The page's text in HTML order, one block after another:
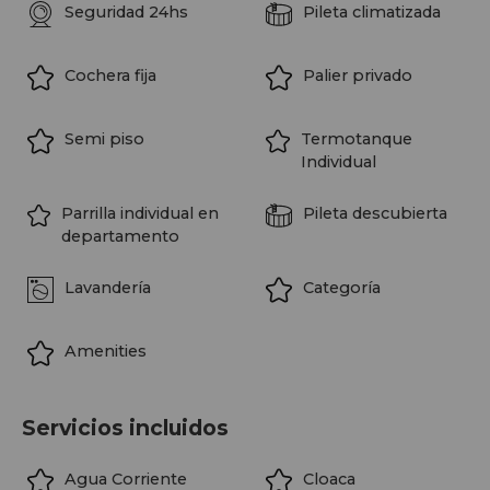
Seguridad 24hs Pileta climatizada
Cochera fija Palier privado
Semi piso
Termotanque
Individual
Parrilla individual en
departamento
Pileta descubierta
Lavandería Categoría
Amenities
Servicios incluidos
Agua Corriente Cloaca